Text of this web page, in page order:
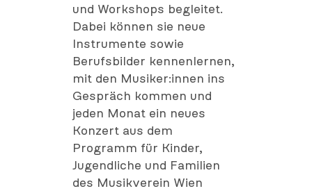
und Workshops begleitet.
Dabei können sie neue
Instrumente sowie
Berufsbilder kennenlernen,
mit den Musiker:innen ins
Gespräch kommen und
jeden Monat ein neues
Konzert aus dem
Programm für Kinder,
Jugendliche und Familien
des Musikverein Wien